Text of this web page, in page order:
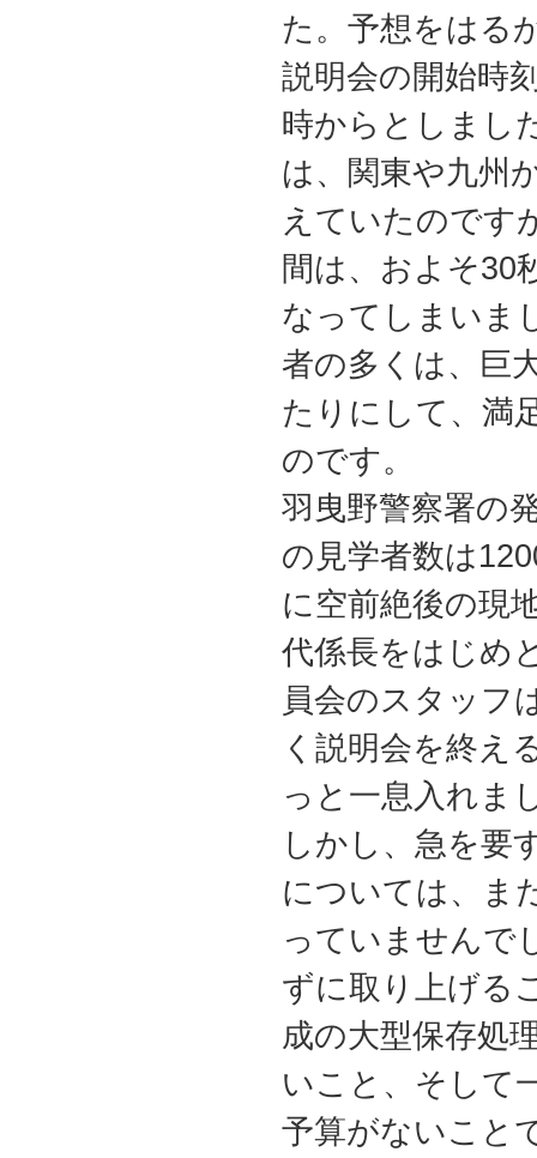
た。予想をはる
説明会の開始時
時からとしまし
は、関東や九州
えていたのです
間は、およそ30
なってしまいま
者の多くは、巨
たりにして、満
のです。
羽曳野警察署の
の見学者数は
に空前絶後の現
代係長をはじめ
員会のスタッフ
く説明会を終え
っと一息入れま
しかし、急を要
については、ま
っていませんで
ずに取り上げる
成の大型保存処
いこと、そして
予算がないこと